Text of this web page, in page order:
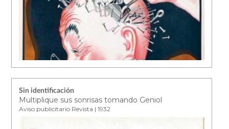
Sin identificación
Multiplique sus sonrisas tomando Geniol
Aviso publicitario Revista | 1932